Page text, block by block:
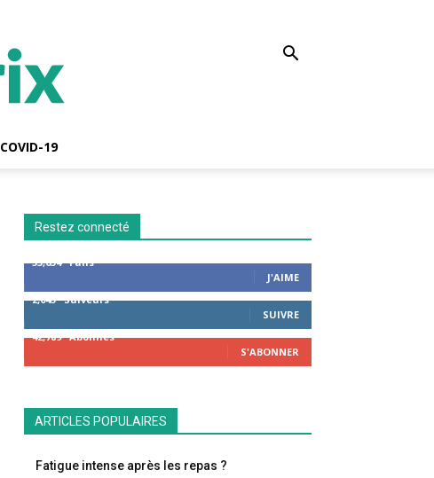
COVID-19
Restez connecté
53,654
Fans
J'AIME
2,043 Suiveurs
SUIVRE
42,789 Abonnés
S'ABONNER
ARTICLES POPULAIRES
Fatigue intense après les repas ?